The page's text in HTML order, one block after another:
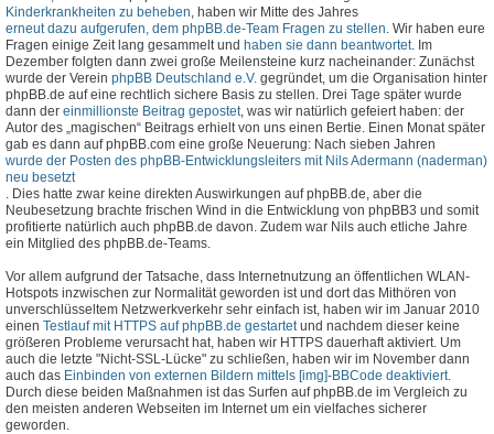
Kinderkrankheiten zu beheben, haben wir Mitte des Jahres
erneut dazu aufgerufen, dem phpBB.de-Team Fragen zu stellen. Wir haben eure
Fragen einige Zeit lang gesammelt und haben sie dann beantwortet. Im
Dezember folgten dann zwei große Meilensteine kurz nacheinander: Zunächst
wurde der Verein phpBB Deutschland e.V. gegründet, um die Organisation hinter
phpBB.de auf eine rechtlich sichere Basis zu stellen. Drei Tage später wurde
dann der einmillionste Beitrag gepostet, was wir natürlich gefeiert haben: der
Autor des „magischen“ Beitrags erhielt von uns einen Bertie. Einen Monat später
gab es dann auf phpBB.com eine große Neuerung: Nach sieben Jahren
wurde der Posten des phpBB-Entwicklungsleiters mit Nils Adermann (naderman)
neu besetzt
. Dies hatte zwar keine direkten Auswirkungen auf phpBB.de, aber die
Neubesetzung brachte frischen Wind in die Entwicklung von phpBB3 und somit
profitierte natürlich auch phpBB.de davon. Zudem war Nils auch etliche Jahre
ein Mitglied des phpBB.de-Teams.
Vor allem aufgrund der Tatsache, dass Internetnutzung an öffentlichen WLAN-
Hotspots inzwischen zur Normalität geworden ist und dort das Mithören von
unverschlüsseltem Netzwerkverkehr sehr einfach ist, haben wir im Januar 2010
einen Testlauf mit HTTPS auf phpBB.de gestartetund nachdem dieser keine
größeren Probleme verursacht hat, haben wir HTTPS dauerhaft aktiviert. Um
auch die letzte "Nicht-SSL-Lücke" zu schließen, haben wir im November dann
auch das Einbinden von externen Bildern mittels [img]-BBCode deaktiviert.
Durch diese beiden Maßnahmen ist das Surfen auf phpBB.de im Vergleich zu
den meisten anderen Webseiten im Internet um ein vielfaches sicherer
geworden.